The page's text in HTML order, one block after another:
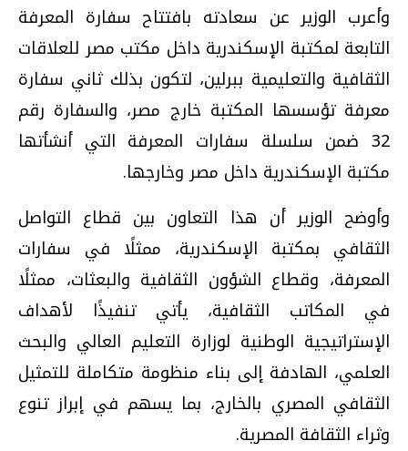
وأعرب الوزير عن سعادته بافتتاح سفارة المعرفة
التابعة لمكتبة الإسكندرية داخل مكتب مصر للعلاقات
الثقافية والتعليمية ببرلين، لتكون بذلك ثاني سفارة
معرفة تؤسسها المكتبة خارج مصر، والسفارة رقم
32 ضمن سلسلة سفارات المعرفة التي أنشأتها
مكتبة الإسكندرية داخل مصر وخارجها.
وأوضح الوزير أن هذا التعاون بين قطاع التواصل
الثقافي بمكتبة الإسكندرية، ممثلًا في سفارات
المعرفة، وقطاع الشؤون الثقافية والبعثات، ممثلًا
في المكاتب الثقافية، يأتي تنفيذًا لأهداف
الإستراتيجية الوطنية لوزارة التعليم العالي والبحث
العلمي، الهادفة إلى بناء منظومة متكاملة للتمثيل
الثقافي المصري بالخارج، بما يسهم في إبراز تنوع
وثراء الثقافة المصرية.